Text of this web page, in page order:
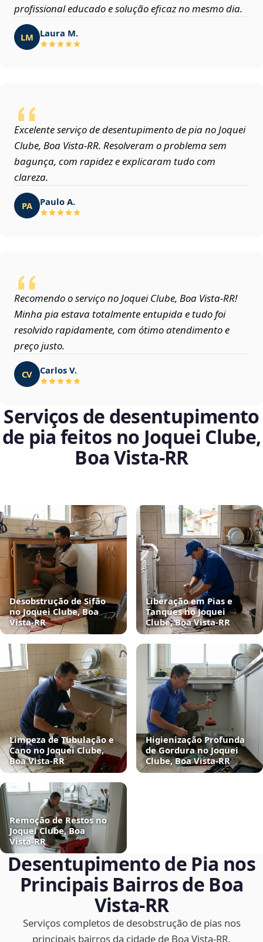
profissional educado e solução eficaz no mesmo dia.
LM Laura M.
Excelente serviço de desentupimento de pia no Joquei
Clube, Boa Vista‑RR. Resolveram o problema sem
bagunça, com rapidez e explicaram tudo com
clareza.
PA Paulo A.
Recomendo o serviço no Joquei Clube, Boa Vista‑RR!
Minha pia estava totalmente entupida e tudo foi
resolvido rapidamente, com ótimo atendimento e
preço justo.
CV Carlos V.
Serviços de desentupimento
de pia feitos no Joquei Clube,
Boa Vista‑RR
Desobstrução de Sifão
no Joquei Clube, Boa
Vista‑RR
Liberação em Pias e
Tanques no Joquei
Clube, Boa Vista‑RR
Limpeza de Tubulação e
Cano no Joquei Clube,
Boa Vista‑RR
Higienização Profunda
de Gordura no Joquei
Clube, Boa Vista‑RR
Remoção de Restos no
Joquei Clube, Boa
Vista‑RR
Desentupimento de Pia nos
Principais Bairros de Boa
Vista‑RR
Serviços completos de desobstrução de pias nos
principais bairros da cidade de Boa Vista‑RR.